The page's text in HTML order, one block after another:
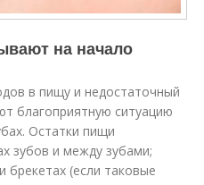
на начало
в пищу и недостаточный
благоприятную ситуацию
Остатки пищи
зубов и между зубами;
брекетах (если таковые